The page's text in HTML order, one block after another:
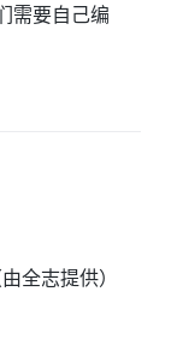
需要自己编
全志提供）